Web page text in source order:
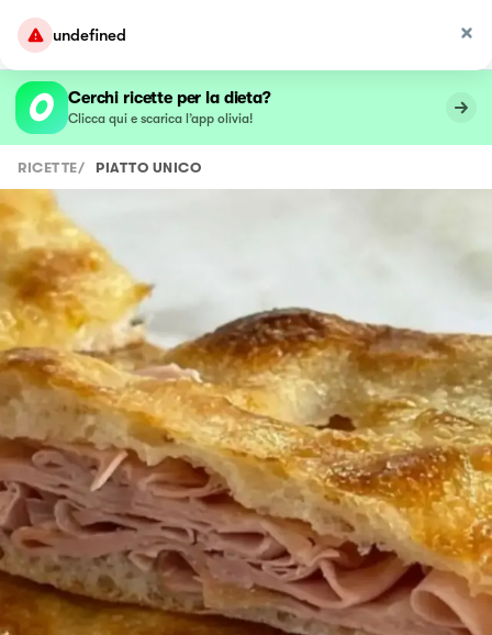
undefined
Cerchi ricette per la dieta?
Clicca qui e scarica l’app olivia!
RICETTE/ PIATTO UNICO